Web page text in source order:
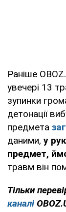
Раніше
увечері 13
зупинки
детонації
предмета
даними, у
предмет,
травм він
Тільки
каналі